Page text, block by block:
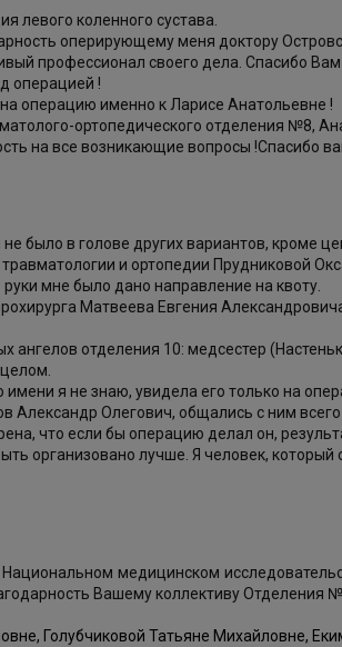
левого коленного сустава.
оперирующему меня доктору
профессионал своего дела. Спасибо
операцией !
операцию именно к Ларисе Анатольевне !
ортопедического отделения №8,
на все возникающие вопросы !Спасибо
было в голове других вариантов, кроме
и ортопедии Прудниковой
мне было дано направление на квоту.
Матвеева Евгения
ангелов отделения 10: медсестер
я не знаю, увидела его только на
Олегович, общались с ним
что если бы операцию делал он,
организовано лучше. Я человек,
медицинском
Вашему коллективу Отделения
Голубчиковой Татьяне Михайловне,